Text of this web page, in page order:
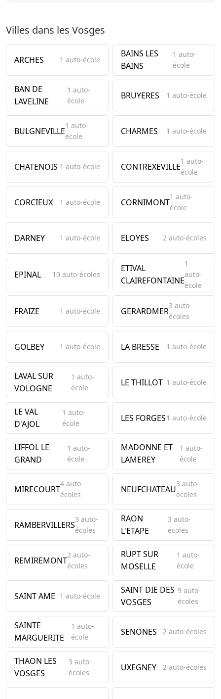
Villes dans les Vosges
ARCHES 1 auto-école
BAINS LES
BAINS
1 auto-
école
BAN DE
LAVELINE
1 auto-
école
BRUYERES 1 auto-école
BULGNEVILLE1 auto-
école
CHARMES 1 auto-école
CHATENOIS 1 auto-école CONTREXEVILLE1 auto-
école
CORCIEUX 1 auto-école CORNIMONT1 auto-
école
DARNEY 1 auto-école ELOYES 2 auto-écoles
EPINAL 10 auto-écoles
ETIVAL
CLAIREFONTAINE
1
auto-
école
FRAIZE 1 auto-école GERARDMER3 auto-
écoles
GOLBEY 1 auto-école LA BRESSE 1 auto-école
LAVAL SUR
VOLOGNE
1 auto-
école
LE THILLOT 1 auto-école
LE VAL
D'AJOL
1 auto-
école
LES FORGES1 auto-école
LIFFOL LE
GRAND
1 auto-
école
MADONNE ET
LAMEREY
1 auto-
école
MIRECOURT4 auto-
écoles
NEUFCHATEAU3 auto-
écoles
RAMBERVILLERS3 auto-
écoles
RAON
L'ETAPE
3 auto-
écoles
REMIREMONT2 auto-
écoles
RUPT SUR
MOSELLE
1 auto-
école
SAINT AME 1 auto-école
SAINT DIE DES
VOSGES
9 auto-
écoles
SAINTE
MARGUERITE
1 auto-
école
SENONES 2 auto-écoles
THAON LES
VOSGES
3 auto-
écoles
UXEGNEY 2 auto-écoles